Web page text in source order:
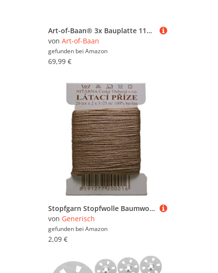
Art-of-Baan® 3x Bauplatte 115x55cm I Hartschaumplatten 1,89m² I Hartschaumplatte 30mm Dicke I Dämmplatten für Innen & Außen I wasserundurchlässige XPS-Platte I druckfest & wärmedämmend
von Art-of-Baan
gefunden bei Amazon
69,99 €
Stopfgarn Stopfwolle Baumwolle Tex 20-2-3 beige 25 m (8844)
von Generisch
gefunden bei Amazon
2,09 €